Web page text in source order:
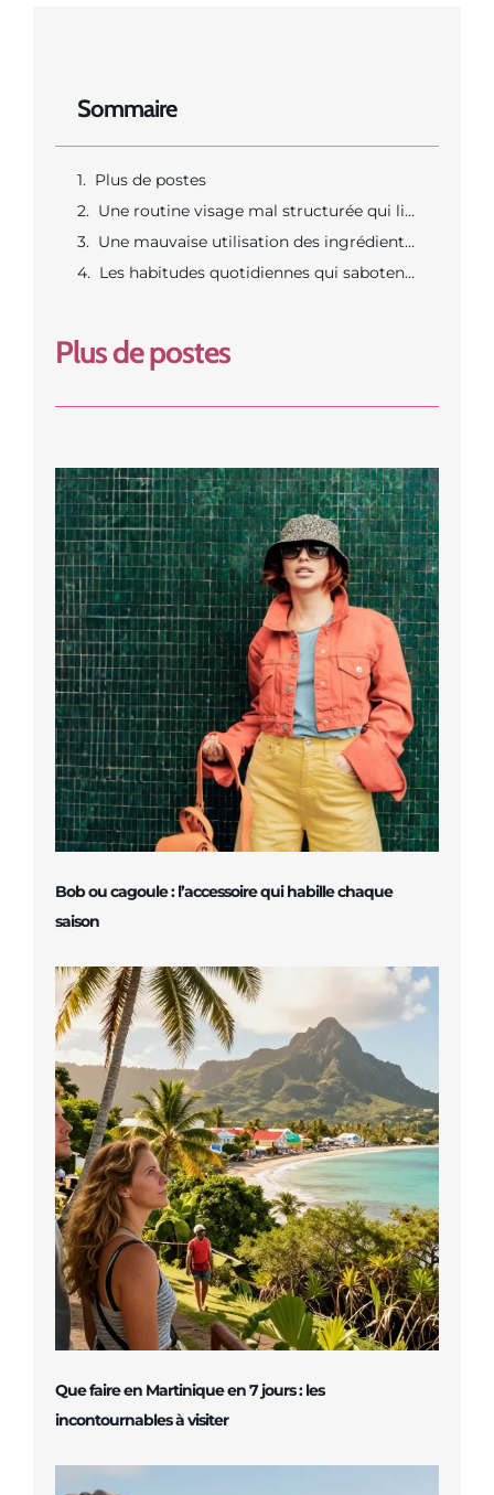
Sommaire
Plus de postes
Une routine visage mal structurée qui limite l’efficacité des soins
Une mauvaise utilisation des ingrédients actifs dans les soins du visage
Les habitudes quotidiennes qui sabotent les résultats des soins visage
Plus de postes
Bob ou cagoule : l’accessoire qui habille chaque
saison
Que faire en Martinique en 7 jours : les
incontournables à visiter